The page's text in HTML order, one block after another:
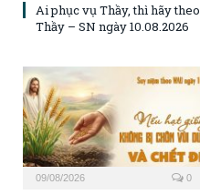
Ai phục vụ Thầy, thì hãy theo
Thầy – SN ngày 10.08.2026
09/08/2026 0